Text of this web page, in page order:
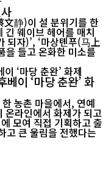
静)이 설 분위기를 한
긴 웨이브 헤어를 매치
되자)’, ‘마상톈푸(马上
을 들고 온화한 미소를
이 ‘마당 춘완’ 화
농촌 마을에서, 연예
온라인에서 화제가 되고
모여 직접 기획하고 출
고 큰 울림을 전했다는